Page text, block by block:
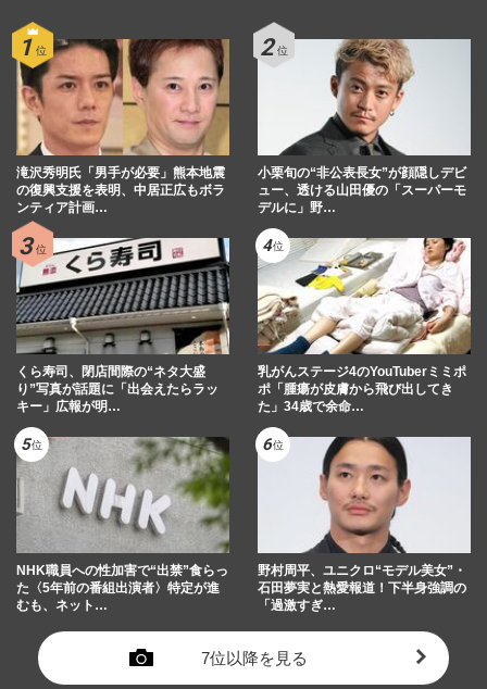
滝沢秀明氏「男手が必要」熊本地震
の復興支援を表明、中居正広もボラ
ンティア計画…
小栗旬の“非公表長女”が顔隠しデビ
ュー、透ける山田優の「スーパーモ
デルに」野…
くら寿司、閉店間際の“ネタ大盛
り”写真が話題に「出会えたらラッ
キー」広報が明…
乳がんステージ4のYouTuberミミポ
ポ「腫瘍が皮膚から飛び出してき
た」34歳で余命…
NHK職員への性加害で“出禁”食らっ
た〈5年前の番組出演者〉特定が進
むも、ネット…
野村周平、ユニクロ“モデル美女”・
石田夢実と熱愛報道！下半身強調の
「過激すぎ…
7位以降を見る